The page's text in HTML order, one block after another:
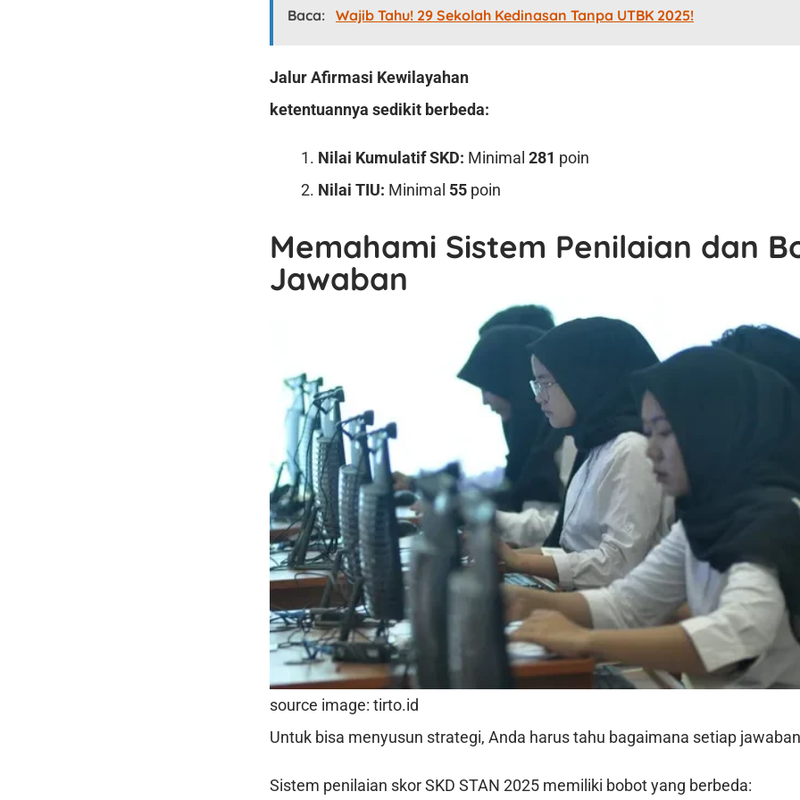
Baca: Wajib Tahu! 29 Sekolah Kedinasan Tanpa UTBK 2025!
Jalur Afirmasi Kewilayahan
ketentuannya sedikit berbeda:
Nilai Kumulatif SKD: Minimal 281 poin
Nilai TIU: Minimal 55 poin
Memahami Sistem Penilaian dan
Jawaban
source image: tirto.id
Untuk bisa menyusun strategi, Anda harus tahu bagaimana setiap
Sistem penilaian skor SKD STAN 2025 memiliki bobot yang berbeda: